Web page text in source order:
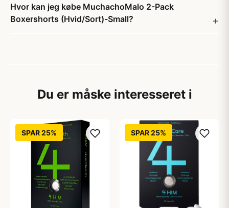
Hvor kan jeg købe MuchachoMalo 2-Pack
Boxershorts (Hvid/Sort)-Small?
Du er måske interesseret i
SPAR 25% SPAR 25%